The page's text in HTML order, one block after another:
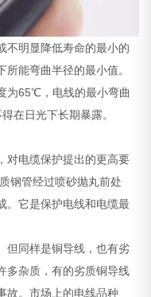
不明显降低寿命的最小的
能弯曲半径的最小值。
为65℃，电线的最小弯曲
在日光下长期暴露。
对电缆保护提出的更高要
钢管经过喷砂抛丸前处
。它是保护电线和电缆最
但同样是铜导线，也有劣
多杂质，有的劣质铜导线
故。市场上的电线品种